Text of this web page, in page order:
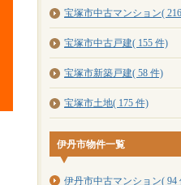
宝塚市中古マンション(
宝塚市中古戸建( 155 件)
宝塚市新築戸建( 58 件)
宝塚市土地( 175 件)
伊丹市物件一覧
伊丹市中古マンション( 94